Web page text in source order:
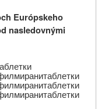
Európskeho
nasledovnými
таблетки
таблетки
таблетки